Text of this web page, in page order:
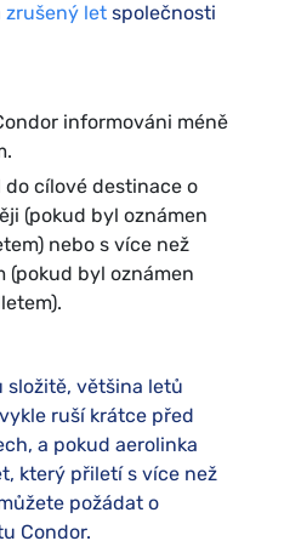
zrušený let společnosti
informováni méně
cílové destinace o
(pokud byl oznámen
nebo s více než
(pokud byl oznámen
složitě, většina letů
ruší krátce před
a pokud aerolinka
který přiletí s více než
požádat o
Condor.